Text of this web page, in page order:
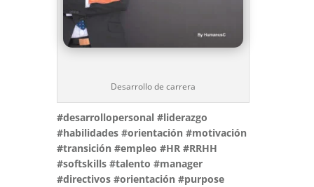
Desarrollo de carrera
#desarrollopersonal #liderazgo
#habilidades #orientación #motivación
#transición #empleo #HR #RRHH
#softskills #talento #manager
#directivos #orientación #purpose